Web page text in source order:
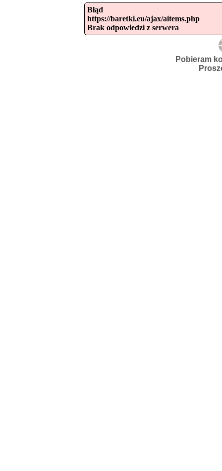
Błąd
https://baretki.eu/ajax/aitems.php
Brak odpowiedzi z serwera
Pobieram